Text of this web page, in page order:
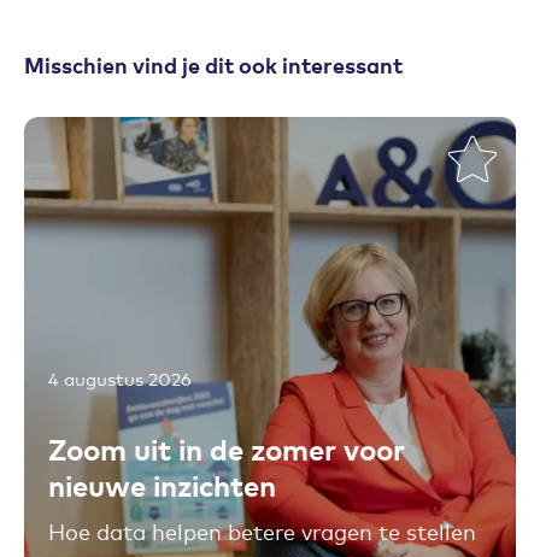
Misschien vind je dit ook interessant
Toevoegen aan favorieten
4 augustus 2026
Zoom uit in de zomer voor
nieuwe inzichten
Hoe data helpen betere vragen te stellen